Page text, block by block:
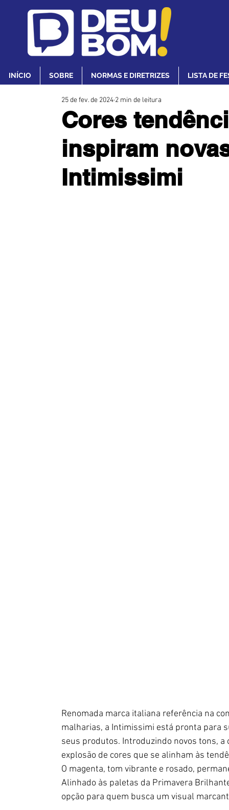
INÍCIO SOBRE NORMAS E DIRETRIZES LISTA DE
Cores
inspiram
Intimissimi
25 de fev. de 2024 2 min de leitura
Renomada marca italiana referência na
malharias, a Intimissimi está pronta para
seus produtos. Introduzindo novos tons, a
explosão de cores que se alinham às
O magenta, tom vibrante e rosado,
Alinhado às paletas da Primavera
opção para quem busca um visual